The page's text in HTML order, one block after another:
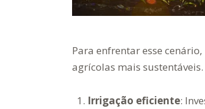
Para enfrentar esse
agrícolas mais
Irrigação eficiente: